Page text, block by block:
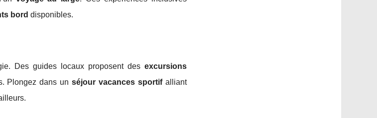
bord disponibles.
Des guides locaux proposent desexcursions
Plongez dans unséjour vacances sportifalliant